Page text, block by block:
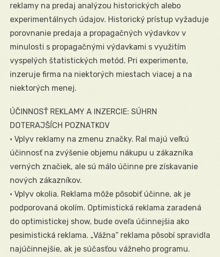
reklamy na predaj analýzou historických alebo
experimentálnych údajov. Historický prístup vyžaduje
porovnanie predaja a propagačných výdavkov v
minulosti s propagačnými výdavkami s využitím
vyspelých štatistických metód. Pri experimente,
inzeruje firma na niektorých miestach viacej a na
niektorých menej.
ÚČINNOSŤ REKLAMY A INZERCIE: SÚHRN
DOTERAJŠÍCH POZNATKOV
• Vplyv reklamy na zmenu značky. RaI majú veľkú
účinnosť na zvýšenie objemu nákupu u zákazníka
verných značiek, ale sú málo účinne pre získavanie
nových zákazníkov.
• Vplyv okolia. Reklama môže pôsobiť účinne, ak je
podporovaná okolím. Optimistická reklama zaradená
do optimistickej show, bude oveľa účinnejšia ako
pesimistická reklama. „Vážna“ reklama pôsobí spravidla
najúčinnejšie, ak je súčasťou vážneho programu.